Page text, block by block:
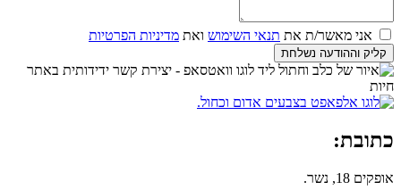
אני מאשר/ת את תנאי השימוש ואת מדיניות הפרטיות
קליק וההודעה נשלחת
כתובת:
אופקים 18, נשר.